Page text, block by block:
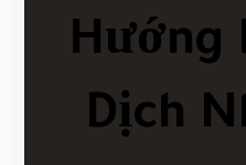
Hướng
Dịch